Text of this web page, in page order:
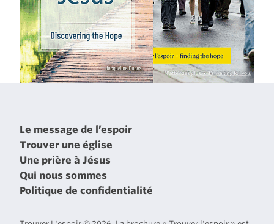
Le message de l’espoir
Trouver une église
Une prière à Jésus
Qui nous sommes
Politique de confidentialité